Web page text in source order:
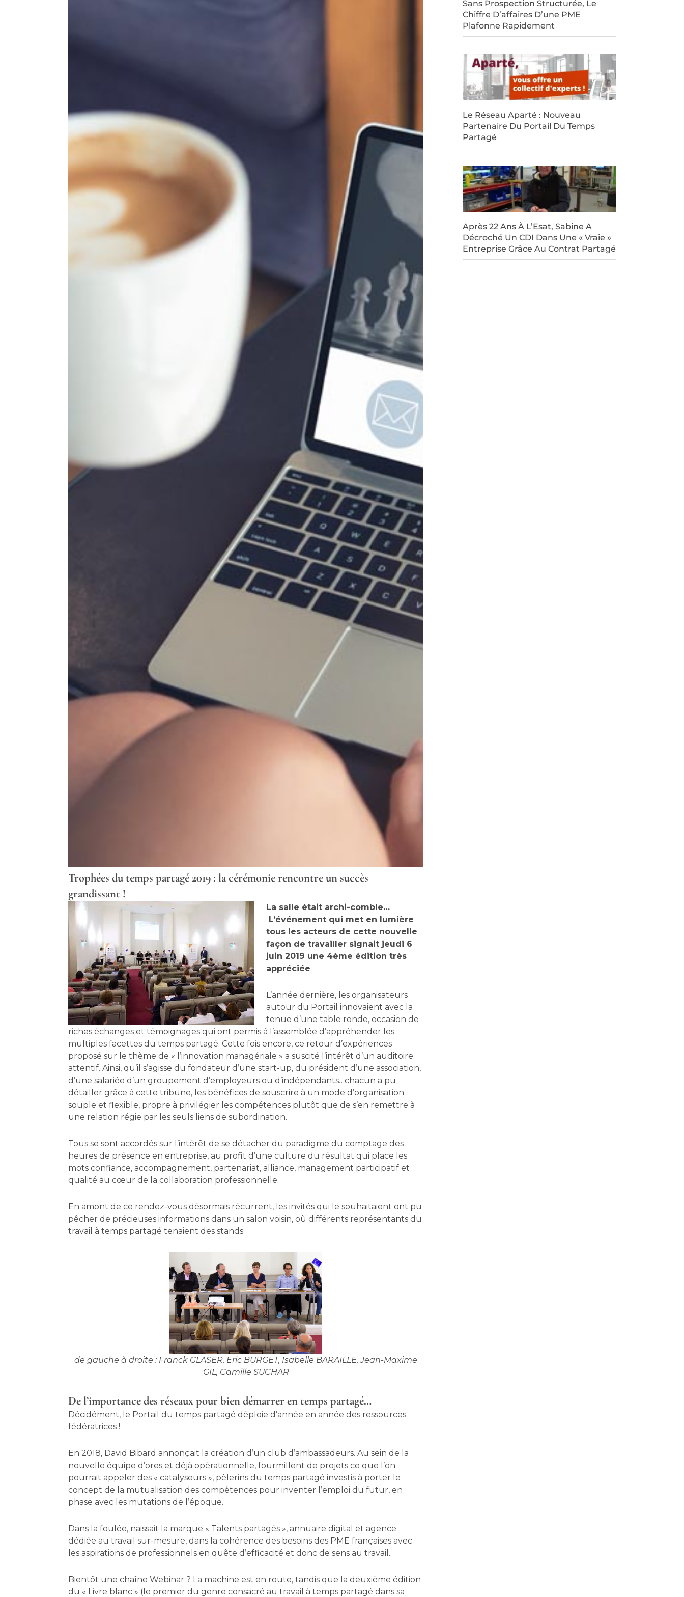
Trophées du temps partagé 2019 : la cérémonie rencontre un succès
grandissant !
La salle était archi-comble…
L’événement qui met en lumière
tous les acteurs de cette nouvelle
façon de travailler signait jeudi 6
juin 2019 une 4ème édition très
appréciée
L’année dernière, les organisateurs
autour du Portail innovaient avec la
tenue d’une table ronde, occasion de
riches échanges et témoignages qui ont permis à l’assemblée d’appréhender les
multiples facettes du temps partagé. Cette fois encore, ce retour d’expériences
proposé sur le thème de « l’innovation managériale » a suscité l’intérêt d’un auditoire
attentif. Ainsi, qu’il s’agisse du fondateur d’une start-up, du président d’une association,
d’une salariée d’un groupement d’employeurs ou d’indépendants…chacun a pu
détailler grâce à cette tribune, les bénéfices de souscrire à un mode d’organisation
souple et flexible, propre à privilégier les compétences plutôt que de s’en remettre à
une relation régie par les seuls liens de subordination.
Tous se sont accordés sur l’intérêt de se détacher du paradigme du comptage des
heures de présence en entreprise, au profit d’une culture du résultat qui place les
mots confiance, accompagnement, partenariat, alliance, management participatif et
qualité au cœur de la collaboration professionnelle.
En amont de ce rendez-vous désormais récurrent, les invités qui le souhaitaient ont pu
pêcher de précieuses informations dans un salon voisin, où différents représentants du
travail à temps partagé tenaient des stands.
de gauche à droite : Franck GLASER, Eric BURGET, Isabelle BARAILLE, Jean-Maxime
GIL, Camille SUCHAR
De l’importance des réseaux pour bien démarrer en temps partagé…
Décidément, le Portail du temps partagé déploie d’année en année des ressources
fédératrices !
En 2018, David Bibard annonçait la création d’un club d’ambassadeurs. Au sein de la
nouvelle équipe d’ores et déjà opérationnelle, fourmillent de projets ce que l’on
pourrait appeler des « catalyseurs », pèlerins du temps partagé investis à porter le
concept de la mutualisation des compétences pour inventer l’emploi du futur, en
phase avec les mutations de l’époque.
Dans la foulée, naissait la marque « Talents partagés », annuaire digital et agence
dédiée au travail sur-mesure, dans la cohérence des besoins des PME françaises avec
les aspirations de professionnels en quête d’efficacité et donc de sens au travail.
Bientôt une chaîne Webinar ? La machine est en route, tandis que la deuxième édition
du « Livre blanc » (le premier du genre consacré au travail à temps partagé dans sa
Sans Prospection Structurée, Le
Chiffre D’affaires D’une PME
Plafonne Rapidement
Le Réseau Aparté : Nouveau
Partenaire Du Portail Du Temps
Partagé
Après 22 Ans À L’Esat, Sabine A
Décroché Un CDI Dans Une « Vraie »
Entreprise Grâce Au Contrat Partagé